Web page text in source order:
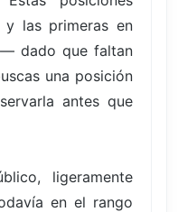
y las primeras en
dado que faltan
una posición
antes que
ligeramente
en el rango